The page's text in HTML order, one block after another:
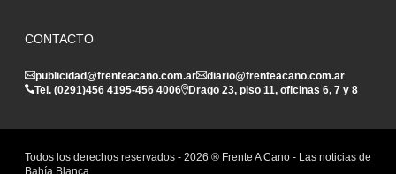
CONTACTO
publicidad@frenteacano.com.ar
diario@frenteacano.com.ar
Tel. (0291)456 4195-456 4006 Drago 23, piso 11, oficinas 6, 7 y 8
Todos los derechos reservados - 2026 ® Frente A Cano - Las noticias de
Bahía Blanca